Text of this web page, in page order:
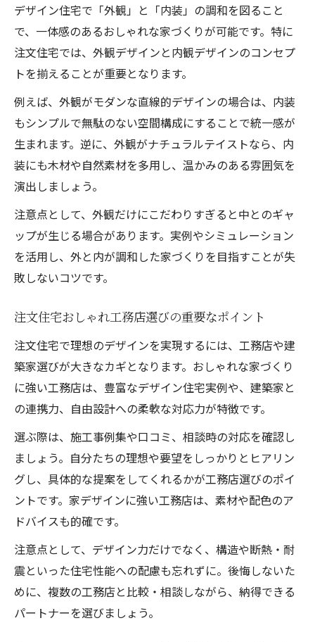
デザイン住宅で「外観」と「内装」の調和を図ること
で、一体感のあるおしゃれな家づくりが可能です。特に
注文住宅では、外観デザインと内観デザインのコンセプ
トを揃えることが重要となります。
例えば、外観がモダンな直線的デザインの場合は、内装
もシンプルで無駄のない空間構成にすることで統一感が
生まれます。逆に、外観がナチュラルテイストなら、内
装にも木材や自然素材を多用し、温かみのある雰囲気を
演出しましょう。
注意点として、外観だけにこだわりすぎると中とのギャ
ップが生じる場合があります。実例やシミュレーション
を活用し、外と内が調和した家づくりを目指すことが失
敗しないコツです。
注文住宅おしゃれ工務店選びの重要なポイント
注文住宅で理想のデザインを実現するには、工務店や建
築家選びが大きなカギとなります。おしゃれな家づくり
に強い工務店は、豊富なデザイン住宅実例や、建築家と
の連携力、自由設計への柔軟な対応力が特徴です。
選ぶ際は、施工事例集や口コミ、相談時の対応を確認し
ましょう。自分たちの理想や要望をしっかりとヒアリン
グし、具体的な提案をしてくれるかが工務店選びのポイ
ントです。家デザインに強い工務店は、素材や配色のア
ドバイスも的確です。
注意点として、デザイン力だけでなく、構造や断熱・耐
震といった住宅性能への配慮も忘れずに。後悔しないた
めに、複数の工務店と比較・相談しながら、納得できる
パートナーを選びましょう。